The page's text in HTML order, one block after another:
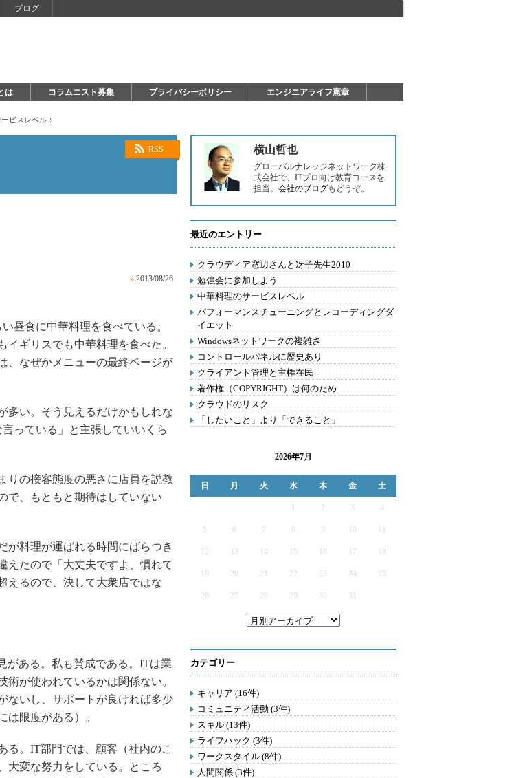
ブログ
は コラムニスト募集 プライバシーポリシー エンジニアライフ憲章
ビスレベル：
RSS
» 2013/08/26
昼食に中華料理を食べている。
ギリスでも中華料理を食べた。
、なぜかメニューの最終ページが
多い。そう見えるだけかもしれな
っている」と主張していいくら
りの接客態度の悪さに店員を説教
で、もともと期待はしていない
料理が運ばれる時間にばらつき
えたので「大丈夫ですよ、慣れて
えるので、決して大衆店ではな
ある。私も賛成である。ITは業
が使われているかは関係ない。
ないし、サポートが良ければ多少
は限度がある）。
。IT部門では、顧客（社内のこ
大変な努力をしている。ところ
横山哲也
グローバルナレッジネットワーク株
式会社で、ITプロ向け教育コースを
担当。 会社のブログもどうぞ。
最近のエントリー
クラウディア窓辺さんと冴子先生2010
勉強会に参加しよう
中華料理のサービスレベル
パフォーマンスチューニングとレコーディングダ
イエット
Windowsネットワークの複雑さ
コントロールパネルに歴史あり
クライアント管理と主権在民
著作権（COPYRIGHT）は何のため
クラウドのリスク
「したいこと」より「できること」
2026年7月
日 月 火 水 木 金 土
2 3 4
5 6 7 9
12 13 14 15 16 17
19 20 21 22 23 24 25
26 27 28 29 30 31
カテゴリー
キャリア (16件)
コミュニティ活動 (3件)
スキル (13件)
ライフハック (3件)
ワークスタイル (8件)
人間関係 (3件)